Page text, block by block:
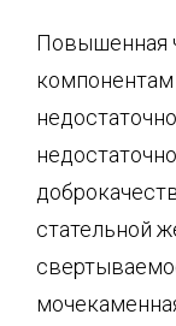
Повышенная
компонентам
стательной